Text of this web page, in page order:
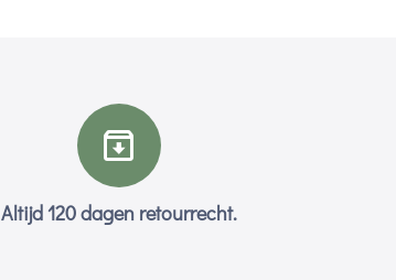
Altijd 120 dagen retourrecht.